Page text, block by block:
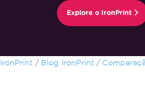
Explore o IronPrint
Ir para o conteúdo do rodapé
IronPrint Blog IronPrint